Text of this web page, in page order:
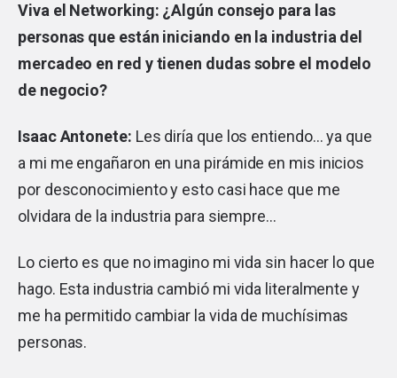
Viva el Networking: ¿Algún consejo para las
personas que están iniciando en la industria del
mercadeo en red y tienen dudas sobre el modelo
de negocio?
Isaac Antonete: Les diría que los entiendo… ya que
a mi me engañaron en una pirámide en mis inicios
por desconocimiento y esto casi hace que me
olvidara de la industria para siempre…
Lo cierto es que no imagino mi vida sin hacer lo que
hago. Esta industria cambió mi vida literalmente y
me ha permitido cambiar la vida de muchísimas
personas.